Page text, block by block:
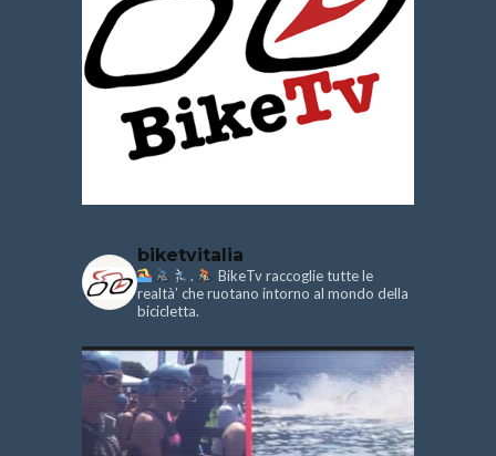
biketvitalia
.
BikeTv raccoglie tutte le
realtà’ che ruotano intorno al mondo della
bicicletta.